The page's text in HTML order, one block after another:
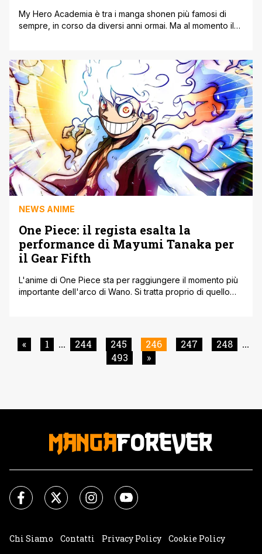
My Hero Academia è tra i manga shonen più famosi di
sempre, in corso da diversi anni ormai. Ma al momento il
stagione dell'anime, con il presente articolo vogliamo
riportare che un quarto nuovo film di [']
NEWS ANIME
One Piece: il regista esalta la
performance di Mayumi Tanaka per
il Gear Fifth
L'anime di One Piece sta per raggiungere il momento più
importante dell'arco di Wano. Si tratta proprio di quello
regista dell'episodio 1071 in arrivo questo [']
« 1 ... 244 245 246 247 248 ...
493 »
Chi Siamo Contatti Privacy Policy
Cookie Policy